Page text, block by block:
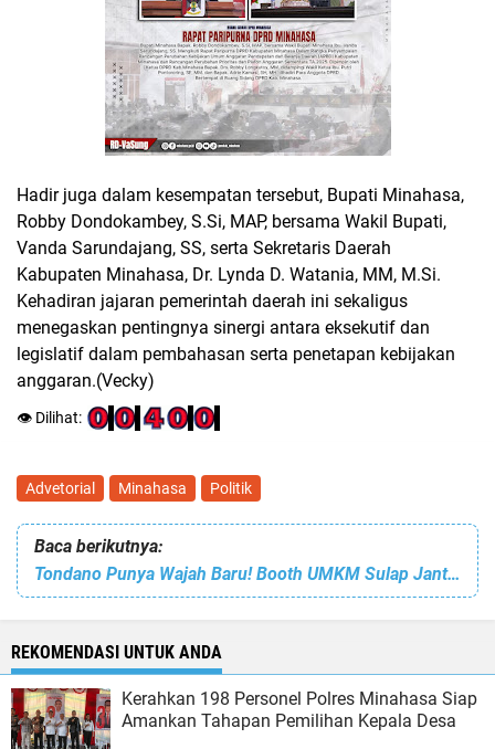
Hadir juga dalam kesempatan tersebut, Bupati Minahasa,
Robby Dondokambey, S.Si, MAP, bersama Wakil Bupati,
Vanda Sarundajang, SS, serta Sekretaris Daerah
Kabupaten Minahasa, Dr. Lynda D. Watania, MM, M.Si.
Kehadiran jajaran pemerintah daerah ini sekaligus
menegaskan pentingnya sinergi antara eksekutif dan
legislatif dalam pembahasan serta penetapan kebijakan
anggaran.(Vecky)
👁️ Dilihat:
Advetorial Minahasa Politik
Baca berikutnya:
Tondano Punya Wajah Baru! Booth UMKM Sulap Jantung Kota Jadi Magnet Wisata & Kreativitas Anak Muda
REKOMENDASI UNTUK ANDA
Kerahkan 198 Personel Polres Minahasa Siap
Amankan Tahapan Pemilihan Kepala Desa